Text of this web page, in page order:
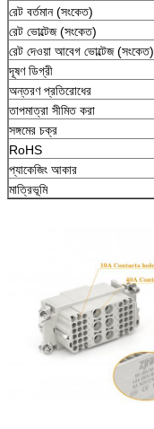
রেট বর্তমান (সংকেত)
রেট ভোল্টেজ (সংকেত)
রেট দেওয়া আবেগ ভোল্টেজ (সংকেত)
দূষণ ডিগ্রী
অন্তরণ প্রতিরোধের
তাপমাত্রা সীমিত করা
সঙ্গমের চক্র
RoHS
প্যাকেজিং আকার
মাত্রিভূমি